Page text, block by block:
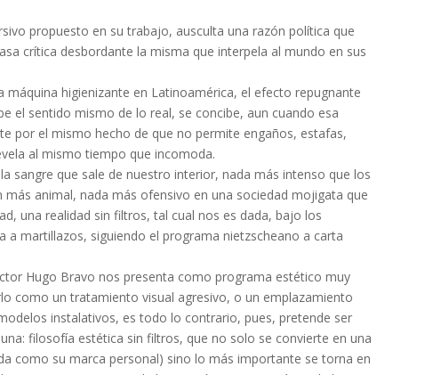
propuesto en su trabajo, ausculta una razón política que
crítica desbordante la misma que interpela al mundo en sus
máquina higienizante en Latinoamérica, el efecto repugnante
el sentido mismo de lo real, se concibe, aun cuando esa
por el mismo hecho de que no permite engaños, estafas,
al mismo tiempo que incomoda.
sangre que sale de nuestro interior, nada más intenso que los
más animal, nada más ofensivo en una sociedad mojigata que
una realidad sin filtros, tal cual nos es dada, bajo los
a martillazos, siguiendo el programa nietzscheano a carta
Hugo Bravo nos presenta como programa estético muy
como un tratamiento visual agresivo, o un emplazamiento
instalativos, es todo lo contrario, pues, pretende ser
filosofía estética sin filtros, que no solo se convierte en una
como su marca personal) sino lo más importante se torna en